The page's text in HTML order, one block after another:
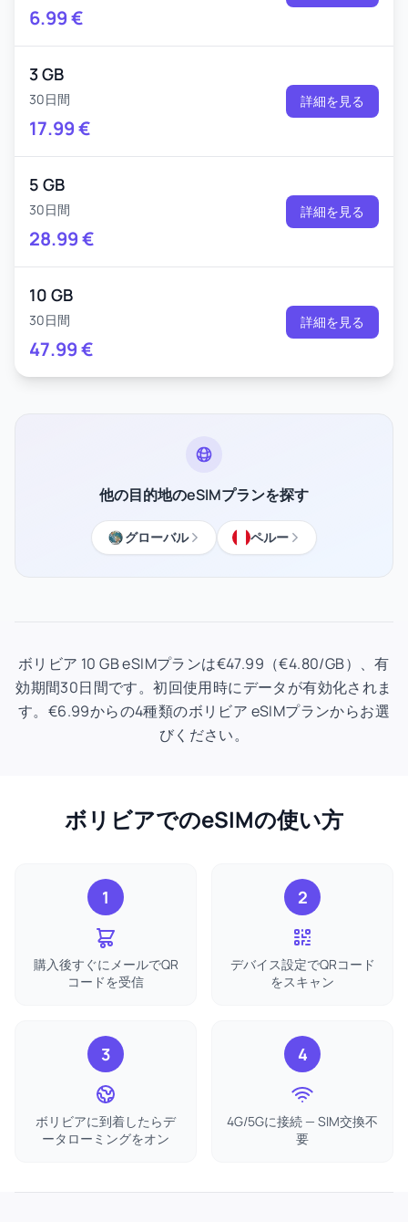
6.99€
3 GB
30日間
17.99€
詳細を見る
5 GB
30日間
28.99€
詳細を見る
10 GB
30日間
47.99€
詳細を見る
他の目的地のeSIMプランを探す
グローバル ペルー
ボリビア 10 GB eSIMプランは€47.99（€4.80/GB）、有
効期間30日間です。初回使用時にデータが有効化されま
す。€6.99からの4種類のボリビア eSIMプランからお選
びください。
ボリビアでのeSIMの使い方
1
購入後すぐにメールでQR
コードを受信
2
デバイス設定でQRコード
をスキャン
3
ボリビアに到着したらデ
ータローミングをオン
4
4G/5Gに接続 — SIM交換不
要